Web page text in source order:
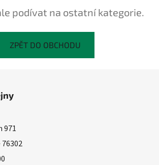
podívat na ostatní kategorie.
ZPĚT DO OBCHODU
971